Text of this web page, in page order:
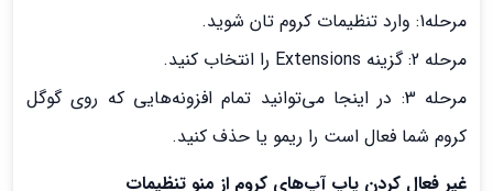
مرحله1: وارد تنظیمات کروم تان شوید.
مرحله 2: گزینه Extensions را انتخاب کنید.
مرحله 3: در اینجا می‌توانید تمام افزونه‌هایی که روی گوگل
کروم شما فعال است را ریمو یا حذف کنید.
غیر فعال کردن پاپ آپ‌های کروم از منو تنظیمات